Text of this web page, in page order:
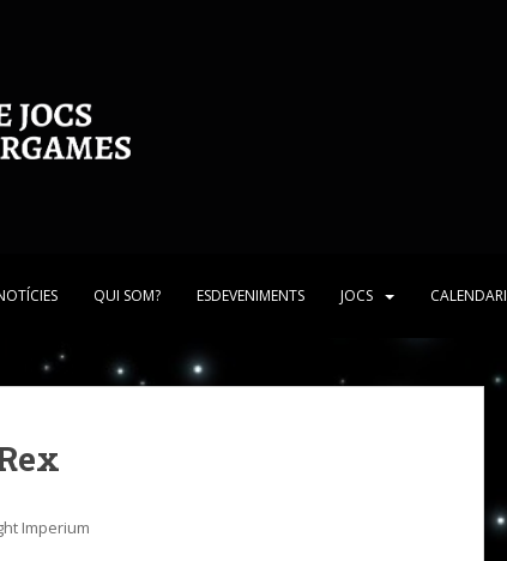
QUI SOM? ESDEVENIMENTS JOCS CALENDARI
Imperium